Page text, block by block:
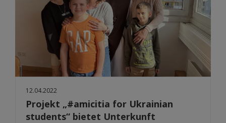
12.04.2022
Projekt „#amicitia for Ukrainian
students“ bietet Unterkunft